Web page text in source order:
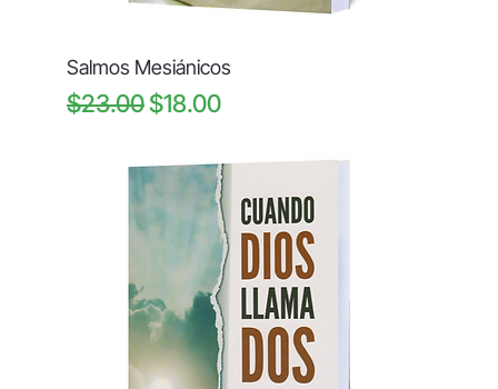
Salmos Mesiánicos
Regular Price
$23.00Sale Price
$18.00